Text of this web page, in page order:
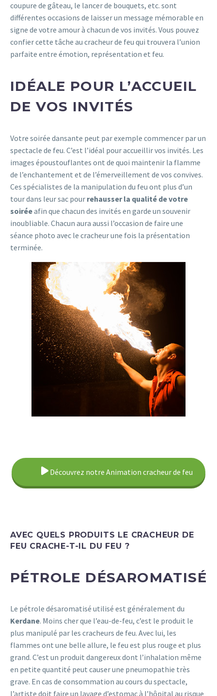
coupure de gâteau, le lancer de bouquets, etc. sont
différentes occasions de laisser un message mémorable en
signe de votre amour à chacun de vos invités. Vous pouvez
confier cette tâche au cracheur de feu qui trouvera l’union
parfaite entre émotion, représentation et feu.
IDÉALE POUR L’ACCUEIL
DE VOS INVITÉS
Votre soirée dansante peut par exemple commencer par un
spectacle de feu. C’est l’idéal pour accueillir vos invités. Les
images époustouflantes ont de quoi maintenir la flamme
de l’enchantement et de l’émerveillement de vos convives.
Ces spécialistes de la manipulation du feu ont plus d’un
tour dans leur sac pour rehausser la qualité de votre
soiréeafin que chacun des invités en garde un souvenir
inoubliable. Chacun aura aussi l’occasion de faire une
séance photo avec le cracheur une fois la présentation
terminée.
Découvrez notre Animation cracheur de feu
AVEC QUELS PRODUITS LE CRACHEUR DE
FEU CRACHE-T-IL DU FEU ?
PÉTROLE DÉSAROMATISÉ
Le pétrole désaromatisé utilisé est généralement du
Kerdane. Moins cher que l’eau-de-feu, c’est le produit le
plus manipulé par les cracheurs de feu. Avec lui, les
flammes ont une belle allure, le feu est plus rouge et plus
grand. C’est un produit dangereux dont l’inhalation même
en petite quantité peut causer une pneumopathie très
grave. En cas de consommation au cours du spectacle,
l’artiste doit faire un lavage d’estomac à l’hôpital au risque